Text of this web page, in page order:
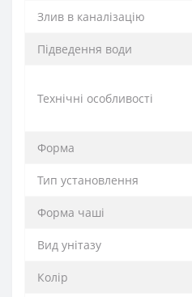
Злив в каналізацію
Підведення води
Технічні особливості
Форма
Тип установлення
Форма чаші
Вид унітазу
Колір